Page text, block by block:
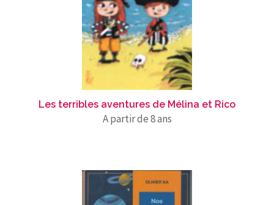
Les terribles aventures de Mélina et Rico
A partir de 8 ans